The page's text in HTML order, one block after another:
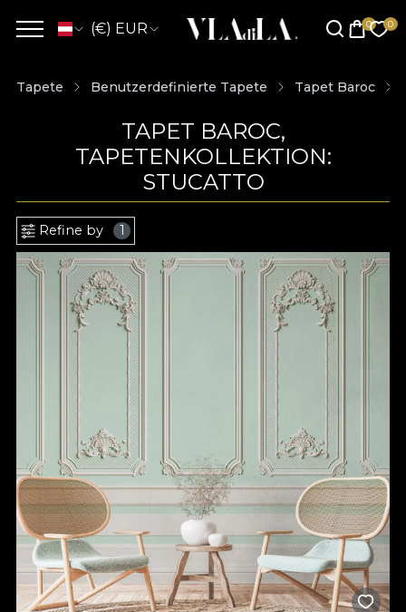
(€) EUR
Tapete Benutzerdefinierte Tapete Tapet Baroc
TAPET BAROC,
TAPETENKOLLEKTION:
STUCATTO
Refine by 1